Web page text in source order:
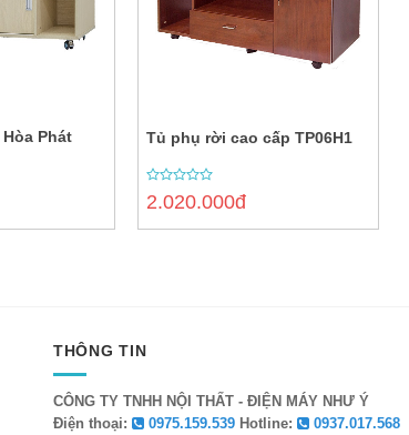
Phát
Tủ phụ rời cao cấp TP06H1
0
out
2.020.000đ
THÔNG TIN
CÔNG TY TNHH NỘI THẤT - ĐIỆN MÁY NHƯ Ý
Điện thoại:
0975.159.539 Hotline: 0937.017.568